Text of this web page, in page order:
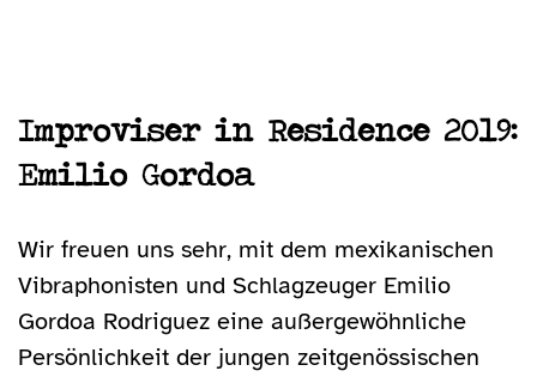
Improviser in Residence 2019:
Emilio Gordoa
Wir freuen uns sehr, mit dem mexikanischen
Vibraphonisten und Schlagzeuger Emilio
Gordoa Rodriguez eine außergewöhnliche
Persönlichkeit der jungen zeitgenössischen